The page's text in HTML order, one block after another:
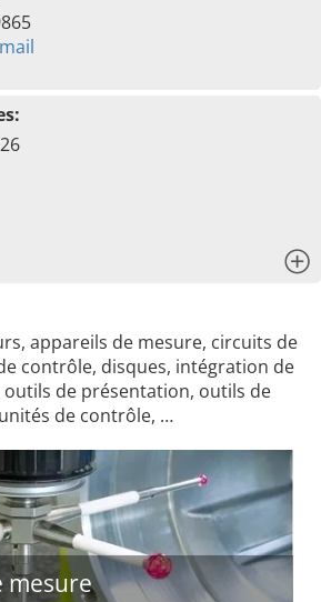
appareils de mesure, circuits de
contrôle, disques, intégration de
outils de présentation, outils de
de contrôle, …
mesure